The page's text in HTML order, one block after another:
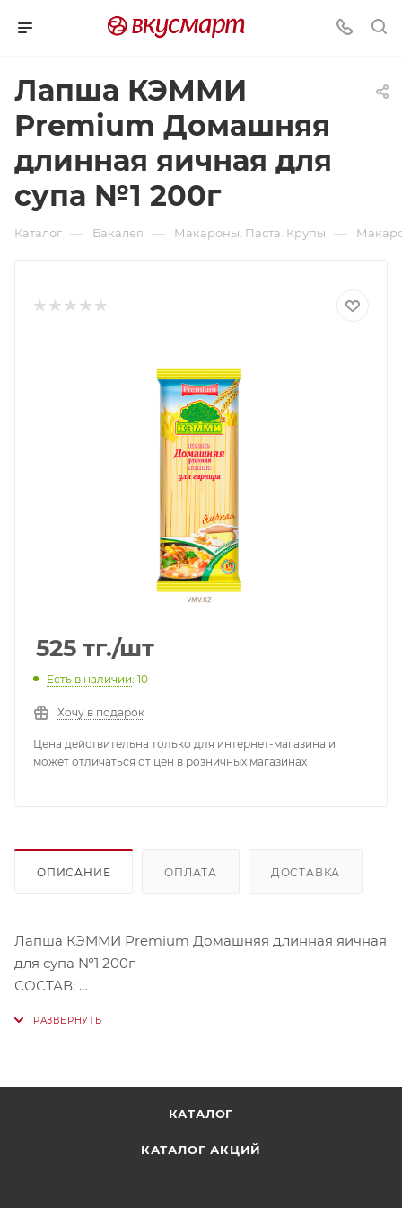
Лапша КЭММИ
Premium Домашняя
длинная яичная для
супа №1 200г
Каталог — Бакалея — Макароны. Паста. Крупы —
525 тг./шт
Есть в наличии: 10
Хочу в подарок
Цена действительна только для интернет-магазина и
может отличаться от цен в розничных магазинах
ОПИСАНИЕ ОПЛАТА ДОСТАВКА
Лапша КЭММИ Premium Домашняя длинная яичная
для супа №1 200г
СОСТАВ:
ПИЩЕВАЯ ЦЕННОСТЬ на 100 г сухого продукта: 345
КАТАЛОГ
КАТАЛОГ АКЦИЙ